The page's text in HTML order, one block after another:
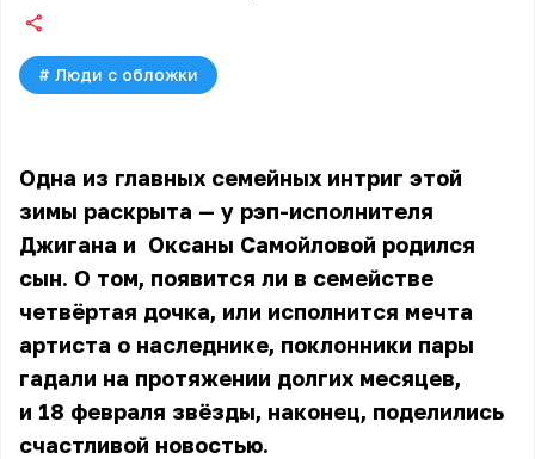
# Люди с обложки
Одна из главных семейных интриг этой
зимы раскрыта — у рэп-исполнителя
Джигана и Оксаны Самойловой родился
сын. О том, появится ли в семействе
четвёртая дочка, или исполнится мечта
артиста о наследнике, поклонники пары
гадали на протяжении долгих месяцев,
и 18 февраля звёзды, наконец, поделились
счастливой новостью.